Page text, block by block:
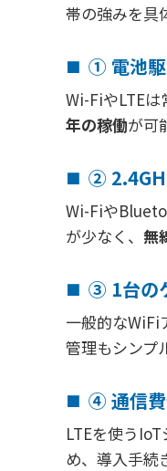
帯の強みを具
① 電池駆
Wi-FiやLTEは
年の稼働が可
②
Wi-Fiや
が少なく、 無
③ 1台の
一般的なWiFi
管理もシンプ
④ 通信費
LTEを使う
め、導入手続